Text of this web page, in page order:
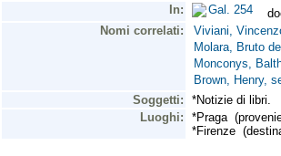
In:
Gal. 254
Nomi correlati:
Viviani,
Molara, Bruto
Monconys,
Brown, Henry,
Soggetti:
*Notizie di libri.
Luoghi:
*Praga
*Firenze